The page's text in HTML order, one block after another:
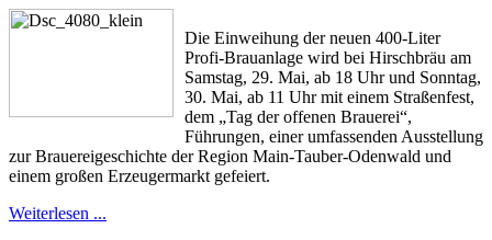
Die Einweihung der neuen 400-Liter
Profi-Brauanlage wird bei Hirschbräu am
Samstag, 29. Mai, ab 18 Uhr und Sonntag,
30. Mai, ab 11 Uhr mit einem Straßenfest,
dem „Tag der offenen Brauerei“,
Führungen, einer umfassenden Ausstellung
zur Brauereigeschichte der Region Main-Tauber-Odenwald und
einem großen Erzeugermarkt gefeiert.
Weiterlesen ...